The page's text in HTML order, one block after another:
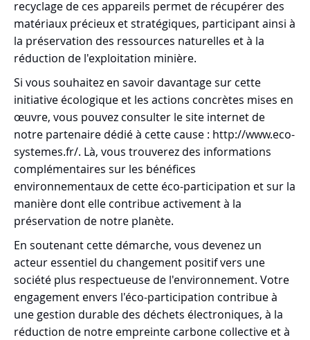
recyclage de ces appareils permet de récupérer des
matériaux précieux et stratégiques, participant ainsi à
la préservation des ressources naturelles et à la
réduction de l'exploitation minière.
Si vous souhaitez en savoir davantage sur cette
initiative écologique et les actions concrètes mises en
œuvre, vous pouvez consulter le site internet de
notre partenaire dédié à cette cause : http://www.eco-
systemes.fr/. Là, vous trouverez des informations
complémentaires sur les bénéfices
environnementaux de cette éco-participation et sur la
manière dont elle contribue activement à la
préservation de notre planète.
En soutenant cette démarche, vous devenez un
acteur essentiel du changement positif vers une
société plus respectueuse de l'environnement. Votre
engagement envers l'éco-participation contribue à
une gestion durable des déchets électroniques, à la
réduction de notre empreinte carbone collective et à